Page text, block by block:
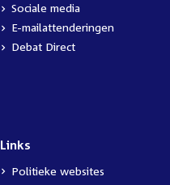
Sociale media
E-mailattenderingen
Debat Direct
Links
Politieke websites